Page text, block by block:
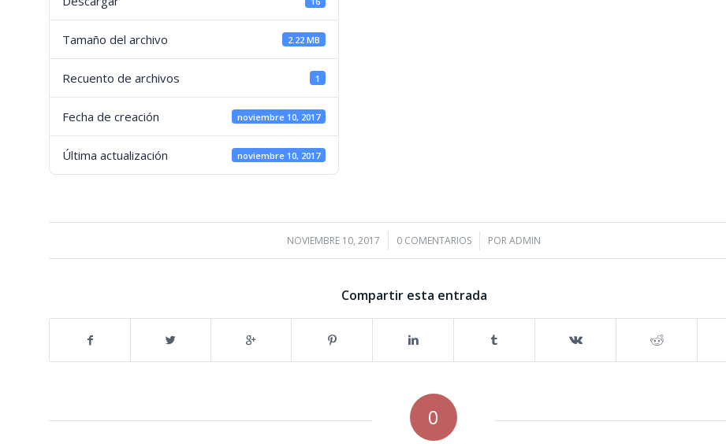
Tamaño del archivo 2.22 MB
Recuento de archivos 1
Fecha de creación noviembre 10, 2017
Última actualización noviembre 10, 2017
NOVIEMBRE 10, 2017
/ 0 COMENTARIOS
/ PORADMIN
Compartir esta entrada
0